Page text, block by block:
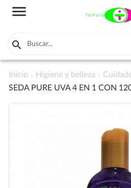
menu

Inicio Higiene y belleza
SEDA PURE UVA 4 EN 1 CON